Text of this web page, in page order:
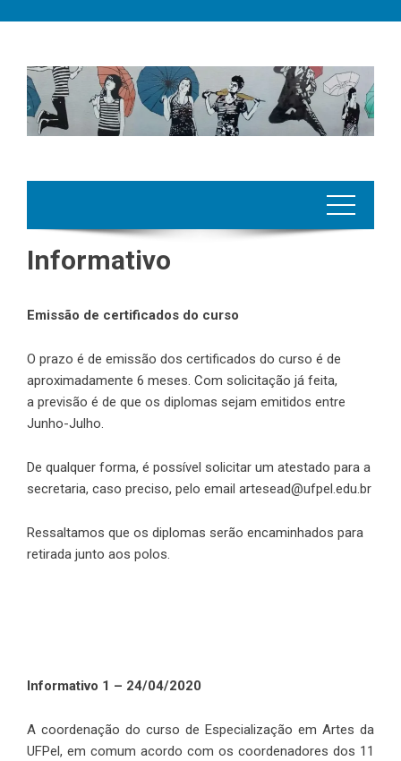
Informativo
Emissão de certificados do curso
O prazo é de emissão dos certificados do curso é de
aproximadamente 6 meses. Com solicitação já feita,
a previsão é de que os diplomas sejam emitidos entre
Junho-Julho.
De qualquer forma, é possível solicitar um atestado para a
secretaria, caso preciso, pelo email artesead@ufpel.edu.br
Ressaltamos que os diplomas serão encaminhados para
retirada junto aos polos.
Informativo 1 – 24/04/2020
A coordenação do curso de Especialização em Artes da
UFPel, em comum acordo com os coordenadores dos 11